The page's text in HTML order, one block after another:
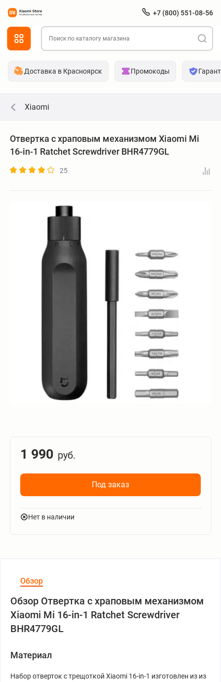
+7 (800) 551-08-56
Доставка в Красноярск Промокоды
Xiaomi
Отвертка с храповым механизмом Xiaomi Mi
16-in-1 Ratchet Screwdriver BHR4779GL
25
1 990 руб.
Под заказ
Нет в наличии
Обзор
Обзор Отвертка с храповым механизмом
Xiaomi Mi 16-in-1 Ratchet Screwdriver
BHR4779GL
Материал
Набор отверток с трещоткой Xiaomi 16-in-1 изготовлен из из